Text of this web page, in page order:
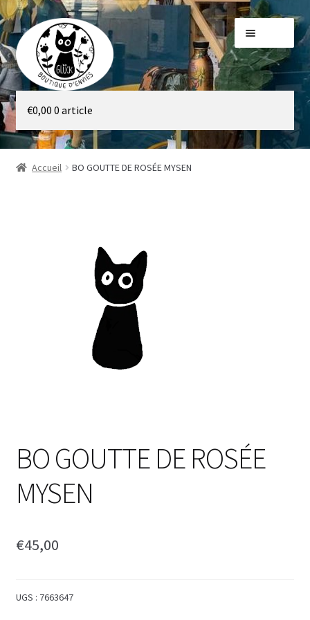
Aller
à
la
navigation
Aller
au
contenu
Galerie
Boutique
€0,00 0 article
Accueil BO GOUTTE DE ROSÉE MYSEN
BO GOUTTE DE ROSÉE
MYSEN
€45,00
UGS : 7663647